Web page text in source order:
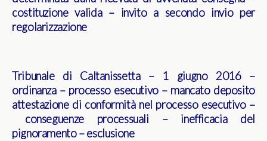
costituzione valida – invito a secondo invio per
regolarizzazione
Tribunale di Caltanissetta – 1 giugno 2016 –
ordinanza – processo esecutivo – mancato deposito
attestazione di conformità nel processo esecutivo –
conseguenze processuali – inefficacia del
pignoramento – esclusione